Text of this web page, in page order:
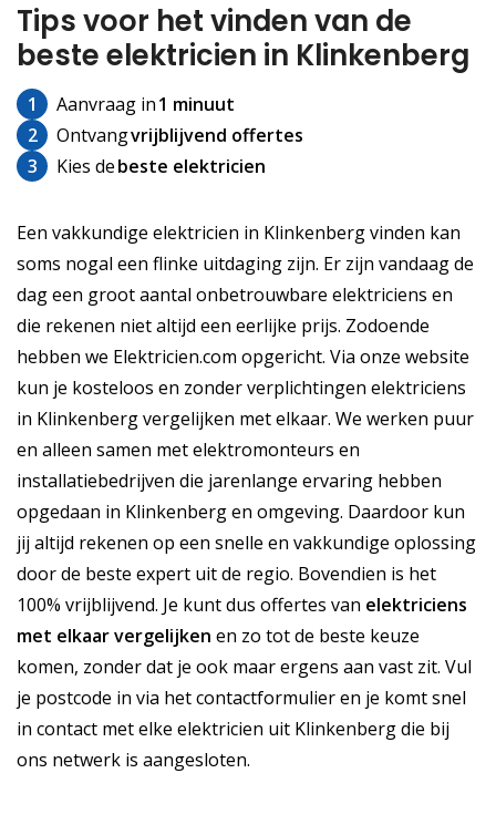
Tips voor het vinden van de
beste elektricien in Klinkenberg
1 Aanvraag in1 minuut
2
Ontvangvrijblijvend offertes
3
Kies debeste elektricien
Een vakkundige elektricien in Klinkenberg vinden kan
soms nogal een flinke uitdaging zijn. Er zijn vandaag de
dag een groot aantal onbetrouwbare elektriciens en
die rekenen niet altijd een eerlijke prijs. Zodoende
hebben we Elektricien.com opgericht. Via onze website
kun je kosteloos en zonder verplichtingen elektriciens
in Klinkenberg vergelijken met elkaar. We werken puur
en alleen samen met elektromonteurs en
installatiebedrijven die jarenlange ervaring hebben
opgedaan in Klinkenberg en omgeving. Daardoor kun
jij altijd rekenen op een snelle en vakkundige oplossing
door de beste expert uit de regio. Bovendien is het
100% vrijblijvend. Je kunt dus offertes van elektriciens
met elkaar vergelijken en zo tot de beste keuze
komen, zonder dat je ook maar ergens aan vast zit. Vul
je postcode in via het contactformulier en je komt snel
in contact met elke elektricien uit Klinkenberg die bij
ons netwerk is aangesloten.